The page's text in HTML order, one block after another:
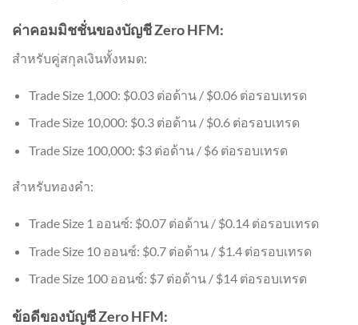
ค่าคอมมิชชั่นของบัญชี Zero HFM:
สำหรับคู่สกุลเงินทั้งหมด:
Trade Size 1,000: $0.03 ต่อด้าน / $0.06 ต่อรอบเทรด
Trade Size 10,000: $0.3 ต่อด้าน / $0.6 ต่อรอบเทรด
Trade Size 100,000: $3 ต่อด้าน / $6 ต่อรอบเทรด
สำหรับทองคำ:
Trade Size 1 ออนซ์: $0.07 ต่อด้าน / $0.14 ต่อรอบเทรด
Trade Size 10 ออนซ์: $0.7 ต่อด้าน / $1.4 ต่อรอบเทรด
Trade Size 100 ออนซ์: $7 ต่อด้าน / $14 ต่อรอบเทรด
ข้อดีของบัญชี Zero HFM: